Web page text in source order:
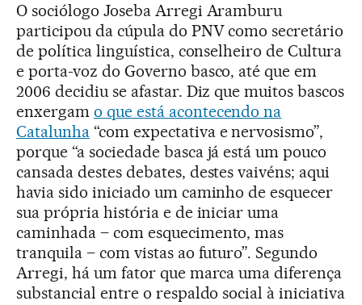
O sociólogo Joseba Arregi Aramburu
participou da cúpula do PNV como secretário
de política linguística, conselheiro de Cultura
e porta-voz do Governo basco, até que em
2006 decidiu se afastar. Diz que muitos bascos
enxergam o que está acontecendo na
Catalunha“com expectativa e nervosismo”,
porque “a sociedade basca já está um pouco
cansada destes debates, destes vaivéns; aqui
havia sido iniciado um caminho de esquecer
sua própria história e de iniciar uma
caminhada – com esquecimento, mas
tranquila – com vistas ao futuro”. Segundo
Arregi, há um fator que marca uma diferença
substancial entre o respaldo social à iniciativa